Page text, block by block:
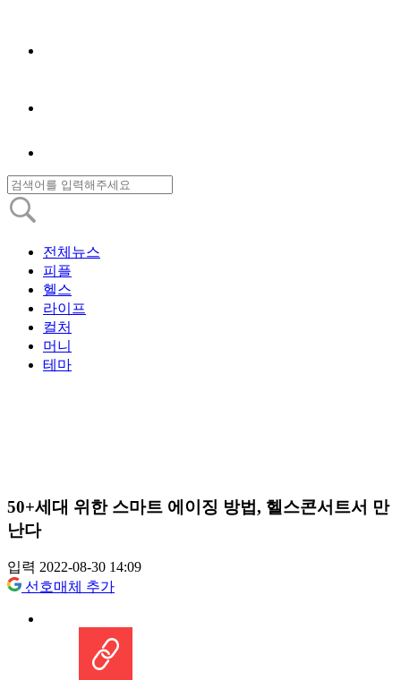
전체뉴스
피플
헬스
라이프
컬처
머니
테마
50+세대 위한 스마트 에이징 방법, 헬스콘서트서 만
난다
입력 2022-08-30 14:09
선호매체 추가